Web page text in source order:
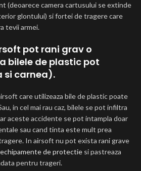
(deoarece camera cartusului se extinde
glontului) si fortei de tragere care
tevii armei.
pot rani grav o
bilele de plastic pot
si carnea).
care utilizeaza bile de plastic poate
in cel mai rau caz, bilele se pot infiltra
aceste accidente se pot intampla doar
sau cand tinta este mult prea
In airsoft nu pot exista rani grave
echipamente de protectie si pastreaza
pentru trageri.